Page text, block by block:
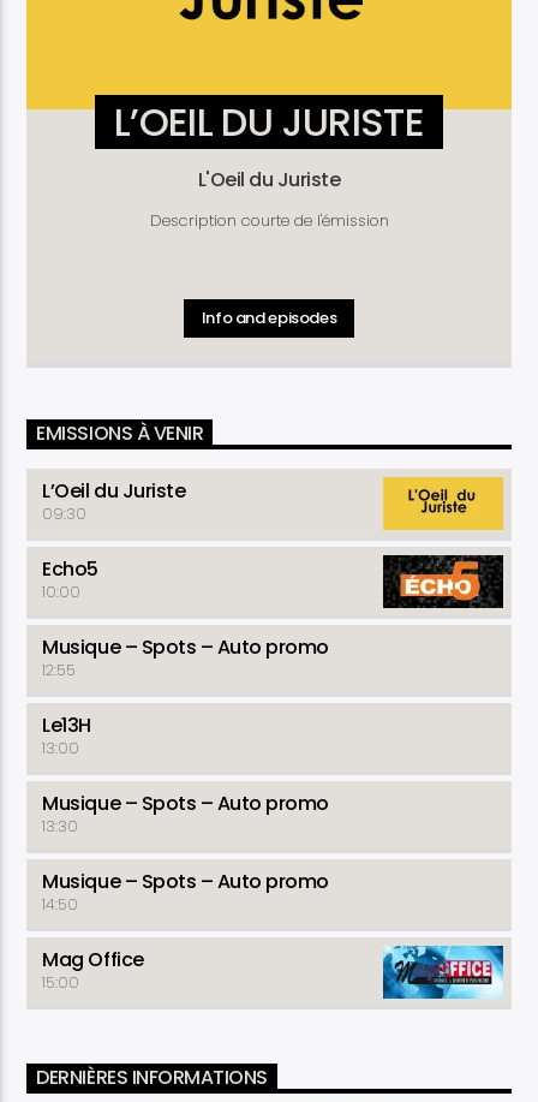
L’OEIL DU JURISTE
L'Oeil du Juriste
Description courte de l'émission
Info and episodes
EMISSIONS À VENIR
L’Oeil du Juriste
09:30
Echo5
10:00
Musique – Spots – Auto promo
12:55
Le13H
13:00
Musique – Spots – Auto promo
13:30
Musique – Spots – Auto promo
14:50
Mag Office
15:00
DERNIÈRES INFORMATIONS